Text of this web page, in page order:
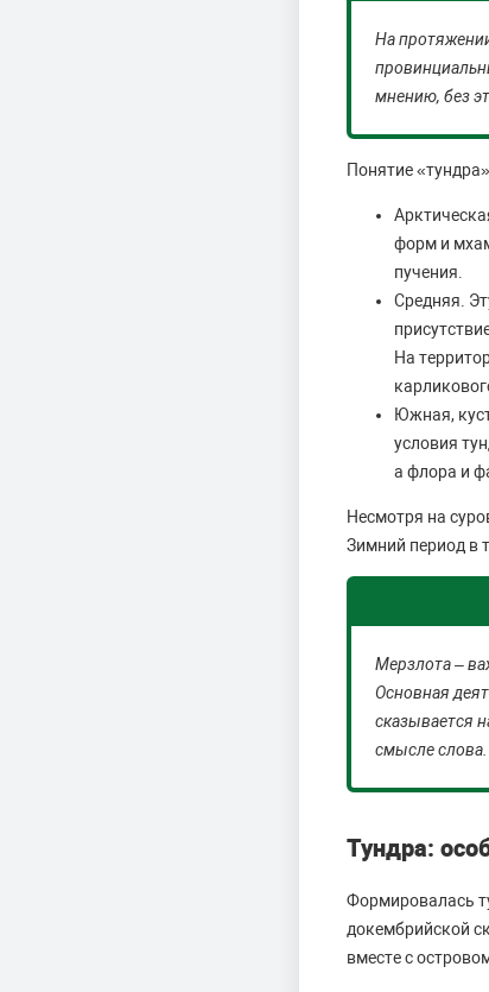
На
мнению, без
Понятие
форм и
пучения.
Средняя.
На
Южная,
условия
а флора и
Несмотря на
Зимний период в
Мерзлота –
Основная
сказывается
смысле слова.
Тундра:
Формировалась
докембрийской
вместе с